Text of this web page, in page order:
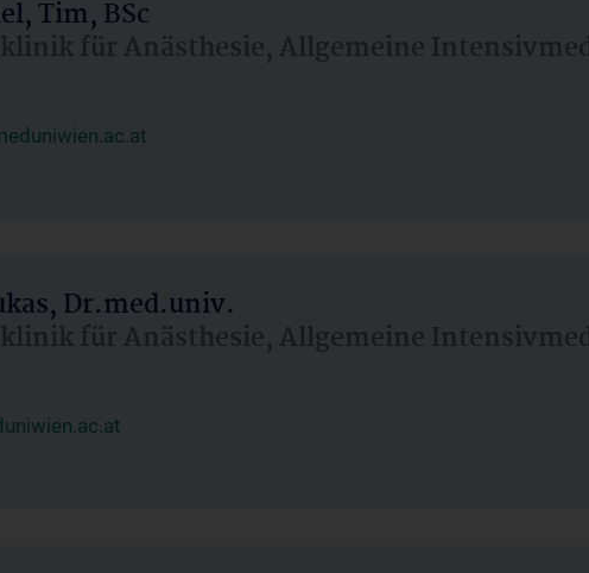
Tim, BSc
für Anästhesie, Allgemeine
Dr.med.univ.
für Anästhesie, Allgemeine